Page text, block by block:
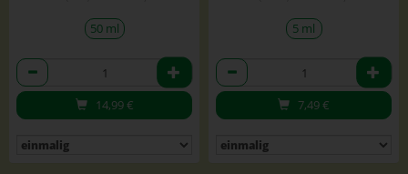
50 ml
Anzahl
14,99€
5 ml
Anzahl
7,49€